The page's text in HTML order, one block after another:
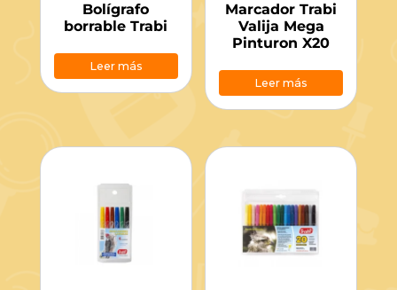
Bolígrafo
borrable Trabi
Leer más
Marcador Trabi
Valija Mega
Pinturon X20
Leer más